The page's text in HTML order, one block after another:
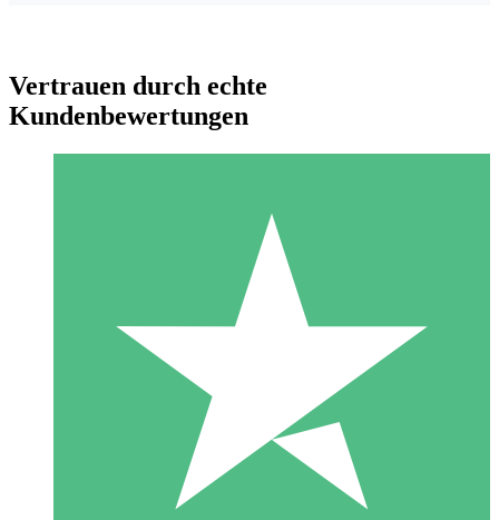
Individuelle Credit-Pakete
Zahlen Sie nach Bedarf mit Download-Credits. Keine
monatliche Verpflichtung erforderlich.
10 00
Vertrauen durch echte
Kundenbewertungen